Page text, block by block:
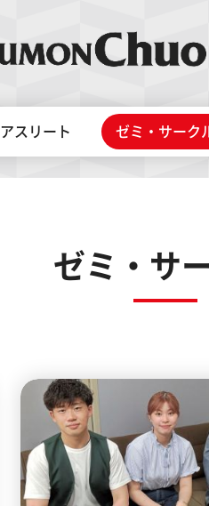
アスリート ゼミ・サーク
ゼミ・サ